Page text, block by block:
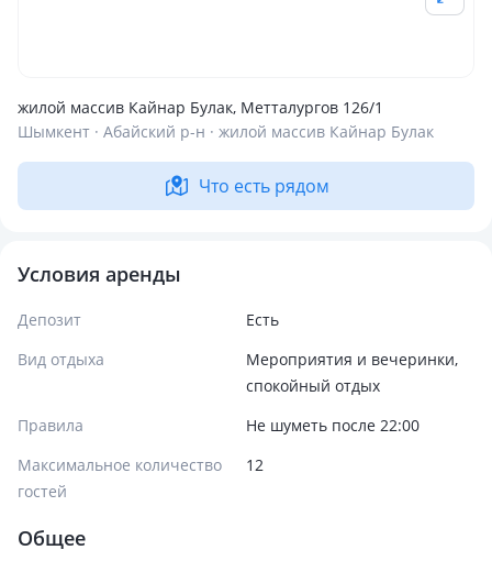
жилой массив Кайнар Булак, Метталургов 126/1
Шымкент · Абайский р-н · жилой массив Кайнар Булак
Что есть рядом
Условия аренды
Депозит
Есть
Вид отдыха
Мероприятия и вечеринки,
спокойный отдых
Правила
Не шуметь после 22:00
Максимальное количество
гостей
12
Общее